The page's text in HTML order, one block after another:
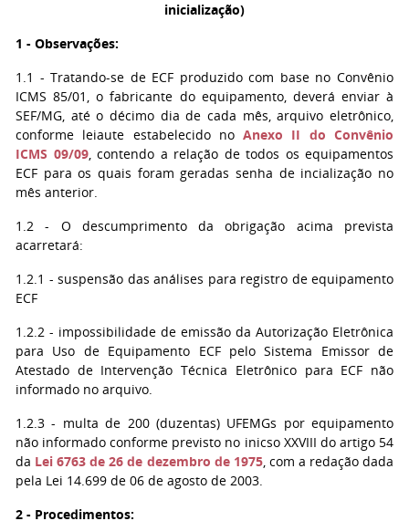
inicialização)
1 - Observações:
1.1 - Tratando-se de ECF produzido com base no Convênio
ICMS 85/01, o fabricante do equipamento, deverá enviar à
SEF/MG, até o décimo dia de cada mês, arquivo eletrônico,
conforme leiaute estabelecido noAnexo II do Convênio
ICMS 09/09, contendo a relação de todos os equipamentos
ECF para os quais foram geradas senha de incialização no
mês anterior.
1.2 - O descumprimento da obrigação acima prevista
acarretará:
1.2.1 - suspensão das análises para registro de equipamento
ECF
1.2.2 - impossibilidade de emissão da Autorização Eletrônica
para Uso de Equipamento ECF pelo Sistema Emissor de
Atestado de Intervenção Técnica Eletrônico para ECF não
informado no arquivo.
1.2.3 - multa de 200 (duzentas) UFEMGs por equipamento
não informado conforme previsto no inicso XXVIII do artigo 54
da Lei 6763 de 26 de dezembro de 1975, com a redação dada
pela Lei 14.699 de 06 de agosto de 2003.
2 - Procedimentos: